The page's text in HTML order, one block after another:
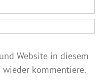
Website in diesem
wieder kommentiere.